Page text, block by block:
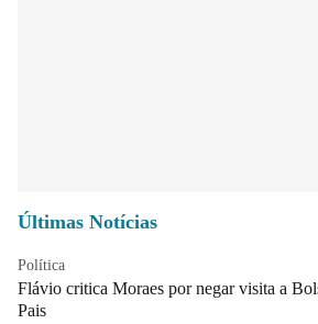
Últimas Notícias
Política
Flávio critica Moraes por negar visita a
Pais